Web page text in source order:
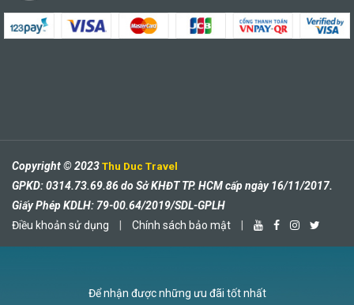
Copyright © 2023 Thu Duc Travel
GPKD: 0314.73.69.86 do Sở KHĐT TP. HCM cấp ngày 16/11/2017.
Giấy Phép KDLH: 79-00.64/2019/SDL-GPLH
Điều khoản sử dụng
| Chính sách bảo mật |
Để nhận được những ưu đãi tốt nhất